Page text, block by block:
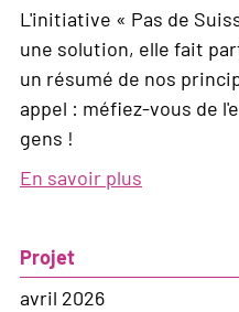
L'initiative « Pas de
une solution, elle fait
un résumé de nos
appel : méfiez-vous de
gens !
En savoir plus
Projet
avril 2026